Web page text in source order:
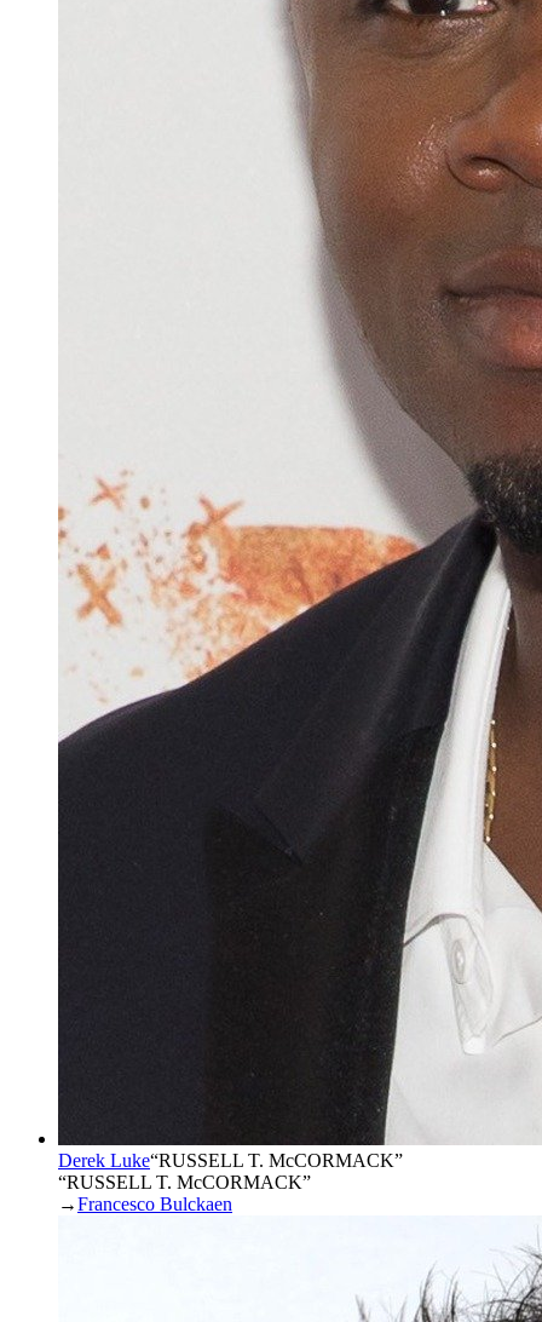
Derek Luke“RUSSELL T. McCORMACK”
“RUSSELL T. McCORMACK”
→Francesco Bulckaen